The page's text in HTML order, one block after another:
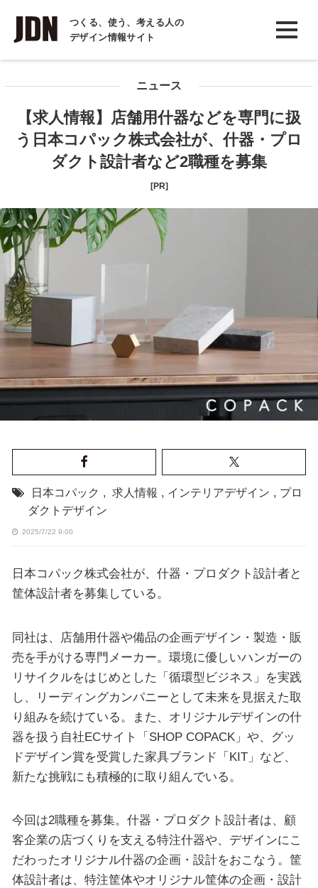
つくる、使う、考える人の
デザイン情報サイト
INTERVIEW
インタビュー
COLUMN
コラム
ニュース
【求人情報】店舗用什器などを専門に扱
う日本コパック株式会社が、什器・プロ
ダクト設計者など2職種を募集
[PR]
日本コパック , 求人情報 , インテリアデザイン , プロ
ダクトデザイン
2025/7/22 9:00
日本コパック株式会社が、什器・プロダクト設計者と
筐体設計者を募集している。
同社は、店舗用什器や備品の企画デザイン・製造・販
売を手がける専門メーカー。環境に優しいハンガーの
リサイクルをはじめとした「循環型ビジネス」を実践
し、リーディングカンパニーとして未来を見据えた取
り組みを続けている。また、オリジナルデザインの什
器を扱う自社ECサイト「SHOP COPACK」や、グッ
ドデザイン賞を受賞した家具ブランド「KIT」など、
新たな挑戦にも積極的に取り組んでいる。
今回は2職種を募集。什器・プロダクト設計者は、顧
客企業の店づくりを支える特注什器や、デザインにこ
だわったオリジナル什器の企画・設計をおこなう。筐
体設計者は、特注筐体やオリジナル筐体の企画・設計